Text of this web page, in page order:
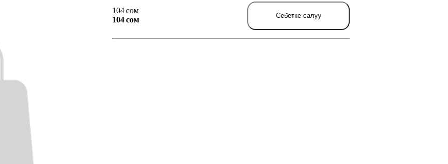
104 сом
104 сом
Себетке салуу
Бул жерде сиз буйрутма берген
товарлар пайда болот.